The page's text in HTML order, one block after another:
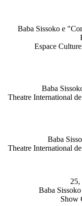
Baba Sissoko e
Espace
Baba
Theatre International
Baba
Theatre International
25,
Baba
Show